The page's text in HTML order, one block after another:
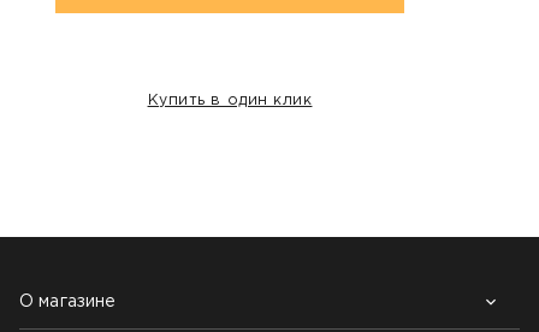
Купить в один клик
О магазине